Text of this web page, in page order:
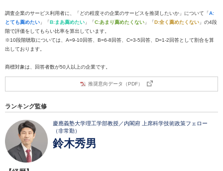
調査企業のサービス利用者に、「どの程度その企業のサービスを推奨したいか」について「A:
とても薦めたい 」「B:まあ薦めたい 」「C:あまり薦めたくない 」「D:全く薦めたくない 」の4段
階で評価をしてもらい比率を算出しています。
※10段階聴取については、A=9-10回答、B=6-8回答、C=3-5回答、D=1-2回答として割合を算
出しております。
商標対象は、回答者数が50人以上の企業です。
推奨意向データ（PDF）
ランキング監修
慶應義塾大学理工学部教授／内閣府 上席科学技術政策フェロー
（非常勤）
鈴木秀男